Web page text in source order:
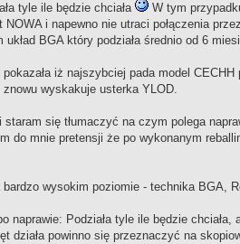
tyle ile będzie chciała
W tym
NOWA i napewno nie utraci połączenia
układ BGA który podziała średnio od 6
iż najszybciej pada model
znowu wyskakuje usterka YLOD.
staram się tłumaczyć na czym polega
do mnie pretensji że po wykonanym
wysokim poziomie - technika BGA,
naprawie: Podziała tyle ile będzie chciała,
działa powinno się przeznaczyć na